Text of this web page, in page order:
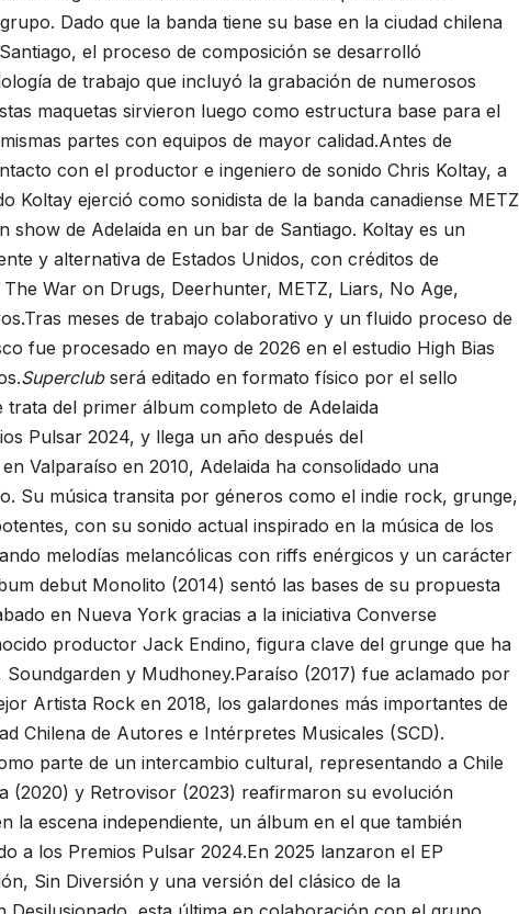
Dado que la banda tiene su base en la ciudad chilena
el proceso de composición se desarrolló
de trabajo que incluyó la grabación de numerosos
maquetas sirvieron luego como estructura base para el
partes con equipos de mayor calidad.Antes de
con el productor e ingeniero de sonido Chris Koltay, a
Koltay ejerció como sonidista de la banda canadiense METZ
show de Adelaida en un bar de Santiago. Koltay es un
y alternativa de Estados Unidos, con créditos de
War on Drugs, Deerhunter, METZ, Liars, No Age,
meses de trabajo colaborativo y un fluido proceso de
fue procesado en mayo de 2026 en el estudio High Bias
Superclubserá editado en formato físico por el sello
del primer álbum completo de Adelaida
Pulsar 2024, y llega un año después del
Valparaíso en 2010, Adelaida ha consolidado una
Su música transita por géneros como el indie rock, grunge,
con su sonido actual inspirado en la música de los
melodías melancólicas con riffs enérgicos y un carácter
debut Monolito (2014) sentó las bases de su propuesta
en Nueva York gracias a la iniciativa Converse
productor Jack Endino, figura clave del grunge que ha
y Mudhoney.Paraíso (2017) fue aclamado por
Artista Rock en 2018, los galardones más importantes de
Chilena de Autores e Intérpretes Musicales (SCD).
parte de un intercambio cultural, representando a Chile
(2020) y Retrovisor (2023) reafirmaron su evolución
la escena independiente, un álbum en el que también
a los Premios Pulsar 2024.En 2025 lanzaron el EP
Sin Diversión y una versión del clásico de la